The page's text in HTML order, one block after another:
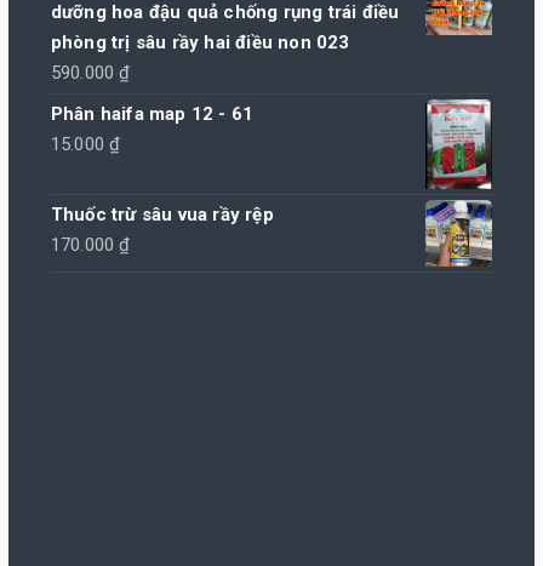
dưỡng hoa đậu quả chống rụng trái điều
phòng trị sâu rầy hai điều non 023
590.000₫
Phân haifa map 12 - 61
15.000₫
Thuốc trừ sâu vua rầy rệp
170.000₫